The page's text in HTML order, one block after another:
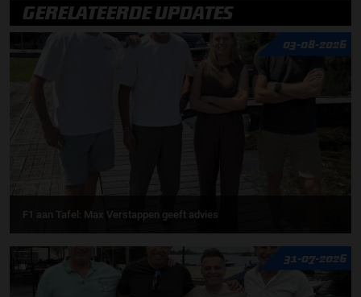
GERELATEERDE UPDATES
03-08-2026
F1 aan Tafel: Max Verstappen geeft advies
31-07-2026